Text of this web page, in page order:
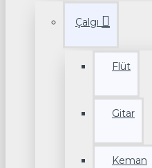
Çalgı
Flüt
Gitar
Keman